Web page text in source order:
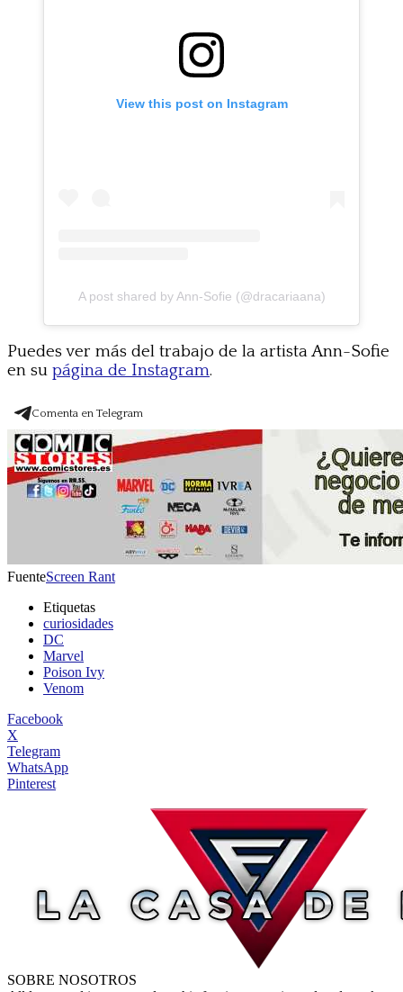
View this post on Instagram
A post shared by Ann-Sofie (@dracariaana)
Puedes ver más del trabajo de la artista Ann-Sofie
en su página de Instagram.
Comenta en Telegram
FuenteScreen Rant
Etiquetas
curiosidades
DC
Marvel
Poison Ivy
Venom
Facebook
X
Telegram
WhatsApp
Pinterest
SOBRE NOSOTROS